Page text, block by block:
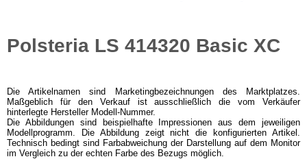
Polsteria LS 414320 Basic XC
Die Artikelnamen sind Marketingbezeichnungen des Marktplatzes.
Maßgeblich für den Verkauf ist ausschließlich die vom Verkäufer
hinterlegte Hersteller Modell-Nummer.
Die Abbildungen sind beispielhafte Impressionen aus dem jeweiligen
Modellprogramm. Die Abbildung zeigt nicht die konfigurierten Artikel.
Technisch bedingt sind Farbabweichung der Darstellung auf dem Monitor
im Vergleich zu der echten Farbe des Bezugs möglich.